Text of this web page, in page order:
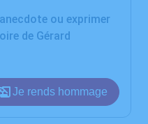
ou exprimer
de Gérard
Je rends hommage